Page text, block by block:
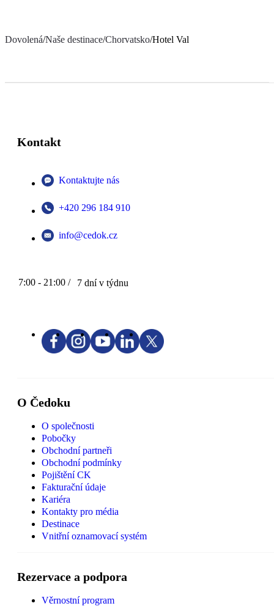
Dovolená/Naše destinace/Chorvatsko/Hotel Val
Kontakt
Kontaktujte nás
+420 296 184 910
info@cedok.cz
7:00 - 21:00 / 7 dní v týdnu
O Čedoku
O společnosti
Pobočky
Obchodní partneři
Obchodní podmínky
Pojištění CK
Fakturační údaje
Kariéra
Kontakty pro média
Destinace
Vnitřní oznamovací systém
Rezervace a podpora
Věrnostní program